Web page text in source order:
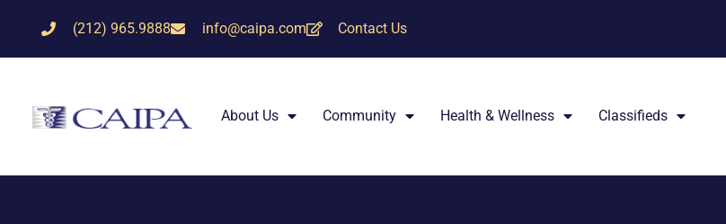
(212) 965.9888 info@caipa.com Contact Us
About Us Community Health & Wellness Classifieds